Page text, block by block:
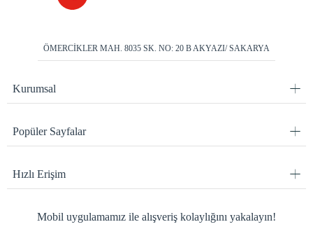
ÖMERCİKLER MAH. 8035 SK. NO: 20 B AKYAZI/ SAKARYA
Kurumsal
Popüler Sayfalar
Hızlı Erişim
Mobil uygulamamız ile alışveriş kolaylığını yakalayın!